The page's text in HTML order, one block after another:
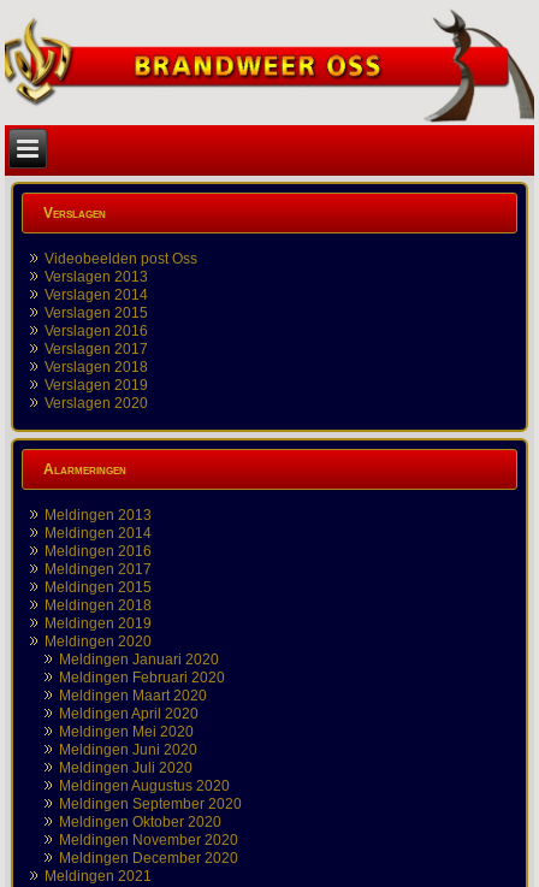
Verslagen
Videobeelden post Oss
Verslagen 2013
Verslagen 2014
Verslagen 2015
Verslagen 2016
Verslagen 2017
Verslagen 2018
Verslagen 2019
Verslagen 2020
Alarmeringen
Meldingen 2013
Meldingen 2014
Meldingen 2016
Meldingen 2017
Meldingen 2015
Meldingen 2018
Meldingen 2019
Meldingen 2020
Meldingen Januari 2020
Meldingen Februari 2020
Meldingen Maart 2020
Meldingen April 2020
Meldingen Mei 2020
Meldingen Juni 2020
Meldingen Juli 2020
Meldingen Augustus 2020
Meldingen September 2020
Meldingen Oktober 2020
Meldingen November 2020
Meldingen December 2020
Meldingen 2021